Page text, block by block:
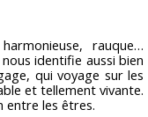
rauque…
identifie aussi bien
qui voyage sur les
et tellement vivante.
entre les êtres.